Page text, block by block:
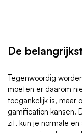
De
Tegenwoordig
moeten er daarom
toegankelijk is, maar
gamification kansen.
zit, kun je normale